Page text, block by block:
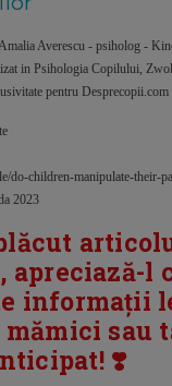
Averescu - psiholog -
in Psihologia Copilului,
pentru
do-children-manipulate-their-
2023
apreciază-l
informații
sau
❣️